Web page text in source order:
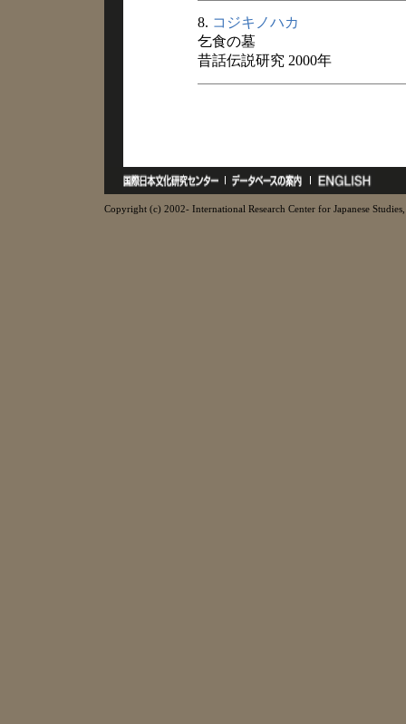
8. コジキノハカ
乞食の墓
昔話伝説研究 2000年
Copyright (c) 2002- International Research Center for Japanese